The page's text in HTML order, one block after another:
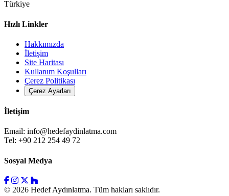
Türkiye
Hızlı Linkler
Hakkımızda
İletişim
Site Haritası
Kullanım Koşulları
Çerez Politikası
Çerez Ayarları
İletişim
Email: info@hedefaydinlatma.com
Tel: +90 212 254 49 72
Sosyal Medya
© 2026 Hedef Aydınlatma. Tüm hakları saklıdır.